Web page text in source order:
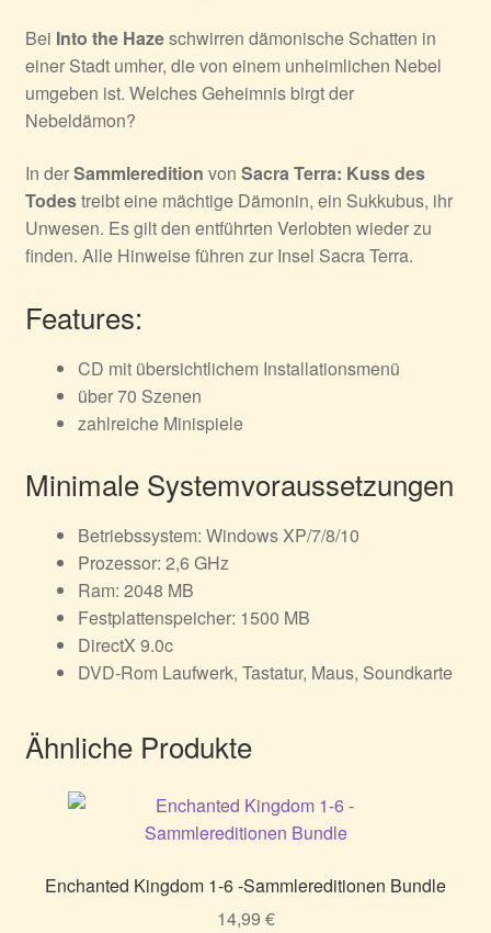
Bei Into the Hazeschwirren dämonische Schatten in
einer Stadt umher, die von einem unheimlichen Nebel
umgeben ist. Welches Geheimnis birgt der
Nebeldämon?
In derSammleredition von Sacra Terra: Kuss des
Todestreibt eine mächtige Dämonin, ein Sukkubus, ihr
Unwesen. Es gilt den entführten Verlobten wieder zu
finden. Alle Hinweise führen zur Insel Sacra Terra.
Features:
CD mit übersichtlichem Installationsmenü
über 70 Szenen
zahlreiche Minispiele
Minimale Systemvoraussetzungen
Betriebssystem: Windows XP/7/8/10
Prozessor: 2,6 GHz
Ram: 2048 MB
Festplattenspeicher: 1500 MB
DirectX 9.0c
DVD-Rom Laufwerk, Tastatur, Maus, Soundkarte
Ähnliche Produkte
Enchanted Kingdom 1-6 -Sammlereditionen Bundle
14,99 €